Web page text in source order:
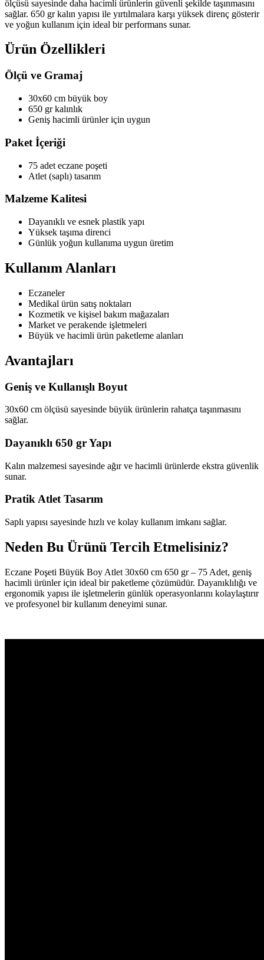
ölçüsü sayesinde daha hacimli ürünlerin güvenli şekilde taşınmasını
sağlar. 650 gr kalın yapısı ile yırtılmalara karşı yüksek direnç gösterir
ve yoğun kullanım için ideal bir performans sunar.
Ürün Özellikleri
Ölçü ve Gramaj
30x60 cm büyük boy
650 gr kalınlık
Geniş hacimli ürünler için uygun
Paket İçeriği
75 adet eczane poşeti
Atlet (saplı) tasarım
Malzeme Kalitesi
Dayanıklı ve esnek plastik yapı
Yüksek taşıma direnci
Günlük yoğun kullanıma uygun üretim
Kullanım Alanları
Eczaneler
Medikal ürün satış noktaları
Kozmetik ve kişisel bakım mağazaları
Market ve perakende işletmeleri
Büyük ve hacimli ürün paketleme alanları
Avantajları
Geniş ve Kullanışlı Boyut
30x60 cm ölçüsü sayesinde büyük ürünlerin rahatça taşınmasını
sağlar.
Dayanıklı 650 gr Yapı
Kalın malzemesi sayesinde ağır ve hacimli ürünlerde ekstra güvenlik
sunar.
Pratik Atlet Tasarım
Saplı yapısı sayesinde hızlı ve kolay kullanım imkanı sağlar.
Neden Bu Ürünü Tercih Etmelisiniz?
Eczane Poşeti Büyük Boy Atlet 30x60 cm 650 gr – 75 Adet, geniş
hacimli ürünler için ideal bir paketleme çözümüdür. Dayanıklılığı ve
ergonomik yapısı ile işletmelerin günlük operasyonlarını kolaylaştırır
ve profesyonel bir kullanım deneyimi sunar.